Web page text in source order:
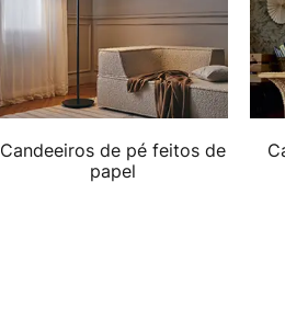
Candeeiros de pé feitos de
papel